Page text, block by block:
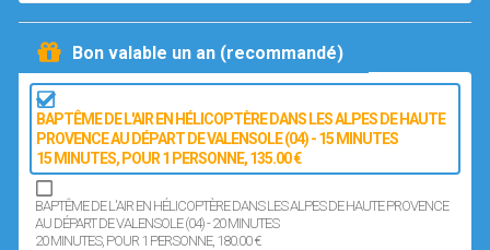
Bon valable un an (recommandé)
BAPTÊME DE L'AIR EN HÉLICOPTÈRE DANS LES ALPES DE HAUTE
PROVENCE AU DÉPART DE VALENSOLE (04) - 15 MINUTES
15 MINUTES, POUR 1 PERSONNE, 135.00 €
BAPTÊME DE L'AIR EN HÉLICOPTÈRE DANS LES ALPES DE HAUTE PROVENCE
AU DÉPART DE VALENSOLE (04) - 20 MINUTES
20 MINUTES, POUR 1 PERSONNE, 180.00 €